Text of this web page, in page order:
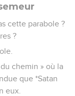
cette parabole ?
?
chemin » où la
que *Satan
eux.